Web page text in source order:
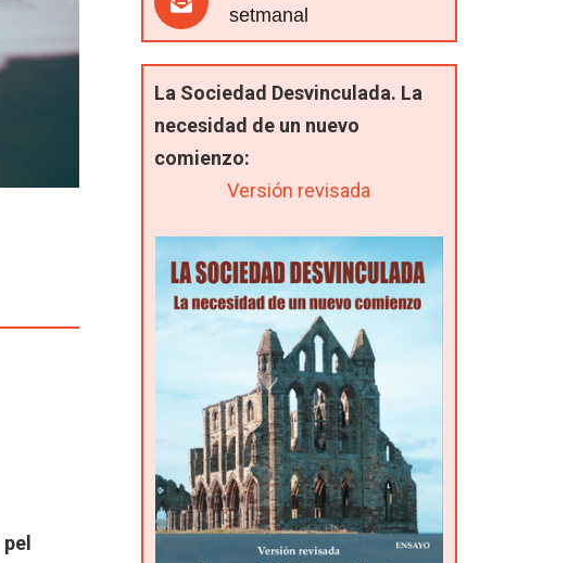
pel
setmanal
La Sociedad Desvinculada. La
necesidad de un nuevo
comienzo:
Versión revisada